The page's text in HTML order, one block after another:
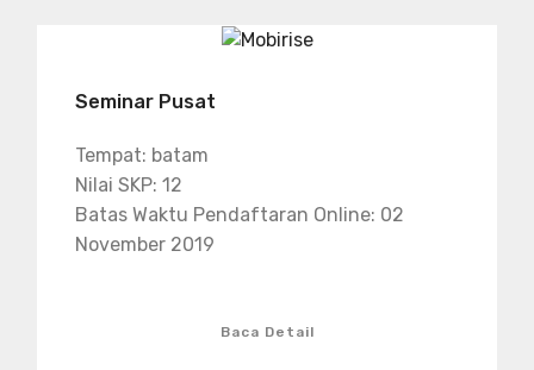
Seminar Pusat
Tempat: batam
Nilai SKP: 12
Batas Waktu Pendaftaran Online: 02
November 2019
Baca Detail